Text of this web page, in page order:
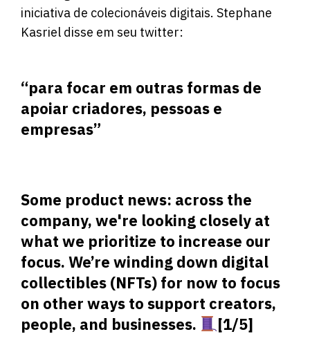
iniciativa de colecionáveis ​​digitais. Stephane
Kasriel disse em seu twitter:
“para focar em outras formas de
apoiar criadores, pessoas e
empresas”
Some product news: across the
company, we're looking closely at
what we prioritize to increase our
focus. We’re winding down digital
collectibles (NFTs) for now to focus
on other ways to support creators,
people, and businesses.
[1/5]